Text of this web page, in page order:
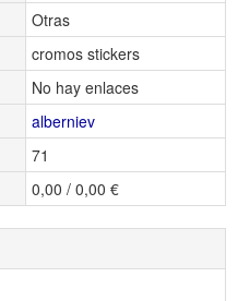
Otras
cromos stickers
No hay enlaces
alberniev
71
0,00 / 0,00 €